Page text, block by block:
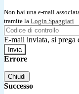
Non hai una e-mail
tramite la Login Spaggiari
E-mail inviata, si prega
Errore
Chiudi
Successo